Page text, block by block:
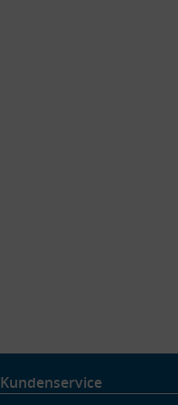
Kundenservice